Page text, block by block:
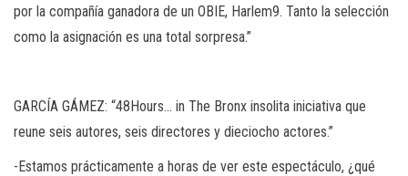
por la compañía ganadora de un OBIE, Harlem9. Tanto la selección
como la asignación es una total sorpresa.”
GARCÍA GÁMEZ: “48Hours… in The Bronx insolita iniciativa que
reune seis autores, seis directores y dieciocho actores.”
-Estamos prácticamente a horas de ver este espectáculo, ¿qué